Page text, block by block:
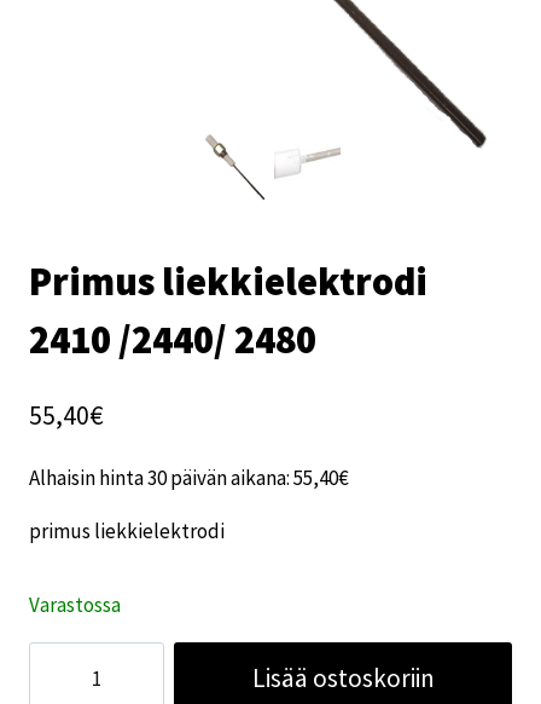
Primus liekkielektrodi
2410 /2440/ 2480
55,40€
Alhaisin hinta 30 päivän aikana:55,40€
primus liekkielektrodi
Varastossa
liekkielektrodi
Lisää ostoskoriin